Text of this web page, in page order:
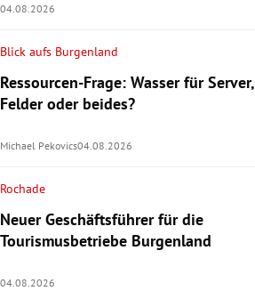
04.08.2026
Blick aufs Burgenland
Ressourcen-Frage: Wasser für Server,
Felder oder beides?
Michael Pekovics04.08.2026
Rochade
Neuer Geschäftsführer für die
Tourismusbetriebe Burgenland
04.08.2026